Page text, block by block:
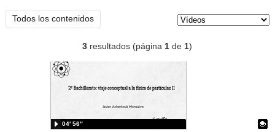
Todos los contenidos
3 resultados (página1 de1)
04′ 56″